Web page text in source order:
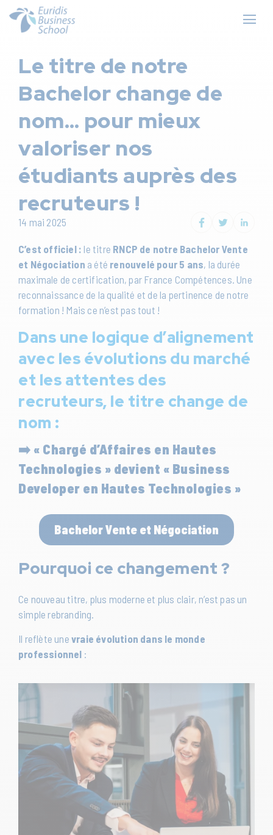
Le titre de notre
Bachelor change de
nom… pour mieux
valoriser nos
étudiants auprès des
recruteurs !
14 mai 2025
C’est officiel : le titre RNCP de notre Bachelor Vente
et Négociation a été renouvelé pour 5 ans, la durée
maximale de certification, par France Compétences. Une
reconnaissance de la qualité et de la pertinence de notre
formation ! Mais ce n’est pas tout !
Dans une logique d’alignement
avec les évolutions du marché
et les attentes des
recruteurs, le titre change de
nom :
➡️ « Chargé d’Affaires en Hautes
Technologies » devient « Business
Developer en Hautes Technologies »
Bachelor Vente et Négociation
Pourquoi ce changement ?
Ce nouveau titre, plus moderne et plus clair, n’est pas un
simple rebranding.
Il reflète une vraie évolution dans le monde
professionnel :